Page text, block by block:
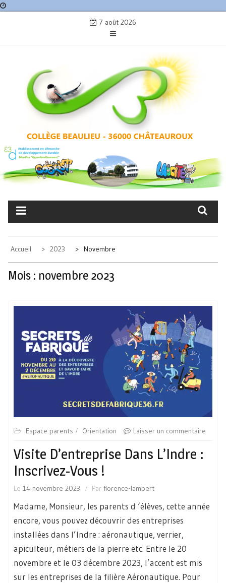
7 août 2026
COLLÈGE BEAULIEU –
CHÂTEAUROUX
Accueil 2023 Novembre
Mois : novembre 2023
Espace parents Orientation Laisser un commentaire
Visite D’entreprise Dans L’Indre :
Inscrivez-Vous !
Le 14 novembre 2023 Par florence-lambert
Madame, Monsieur, les parents d ‘élèves, cette année
encore, vous pouvez découvrir des entreprises
installées dans l’Indre : aéronautique, verrier,
apiculteur, métiers de la pierre etc. Entre le 20
novembre et le 03 décembre 2023, l’accent est mis
sur les entreprises de la filière Aéronautique. Pour